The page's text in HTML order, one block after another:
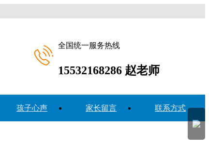
全国统一服务热线
15532168286 赵老师
孩子心声 家长留言 联系方式